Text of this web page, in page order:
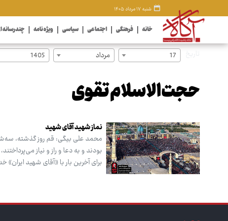
شنبه ۱۷ مرداد ۱۴۰۵
خانه فرهنگی اجتماعی سیاسی ویژه نامه چندرسانه
17 مرداد 1405
حجت‌الاسلام تقوی
نماز شهید آقای شهید
برای آخرین بار با «آقای شهید ایران»